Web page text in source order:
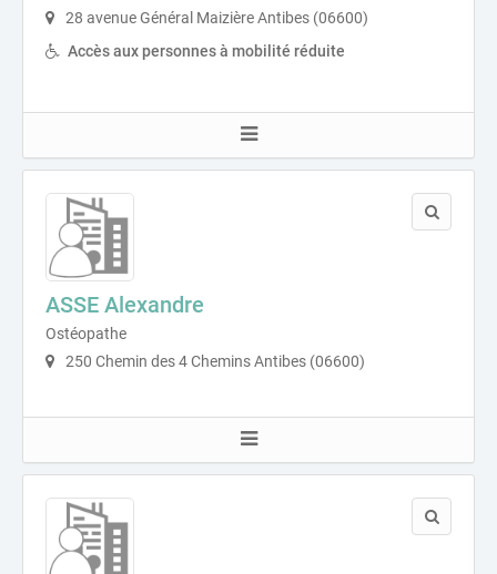
28 avenue Général Maizière Antibes (06600)
Accès aux personnes à mobilité réduite
ASSE Alexandre
Ostéopathe
250 Chemin des 4 Chemins Antibes (06600)